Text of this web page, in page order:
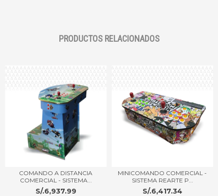
PRODUCTOS RELACIONADOS
COMANDO A DISTANCIA
COMERCIAL - SISTEMA...
S/.6,937.99
MINICOMANDO COMERCIAL -
SISTEMA REARTE P...
S/.6,417.34